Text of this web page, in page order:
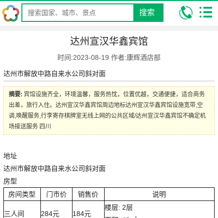
搜索
达州宣汉华鑫宾馆
时间:2023-08-19 作者:康辉酒店部
达州市解放中路自来水公司斜对面
摘要: 宾馆设施齐全，环境温馨，服务热忱，位置优越，交通便捷，适合商务
出差，旅行入住。达州宣汉华鑫宾馆周边地标达州宣汉华鑫宾馆设施宽带,空
调,唤醒服务,行李寄存棋牌室无线上网的公共区域/达州宣汉华鑫宾馆不确定机
场接送服务 四川
地址
达州市解放中路自来水公司斜对面
房型
房间类型
门市价 销售价 说明
三人间 284元 184元
楼层: 2层